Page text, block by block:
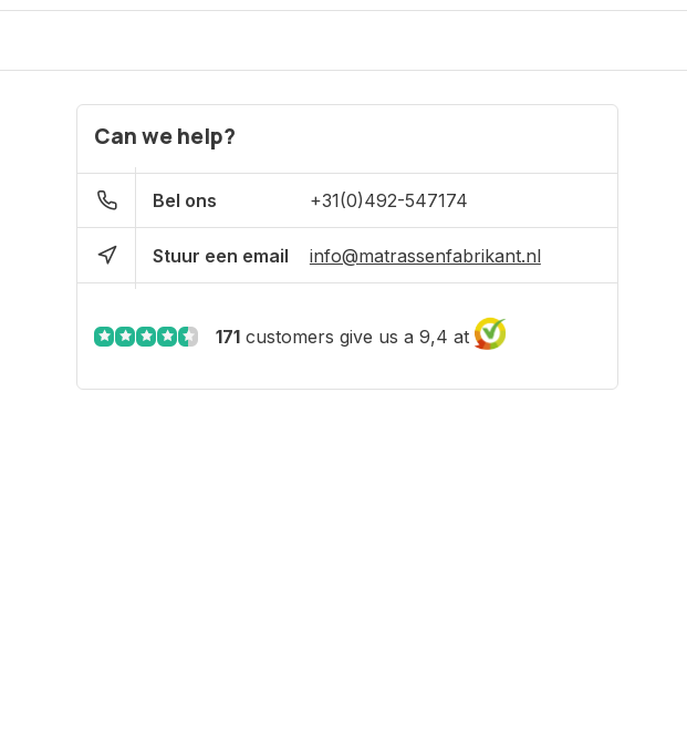
Can we help?
Bel ons +31(0)492-547174
Stuur een email info@matrassenfabrikant.nl
171 customers give us a 9,4 at